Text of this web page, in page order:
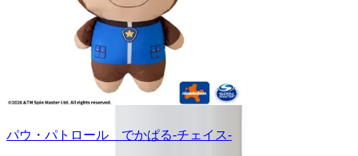
パウ・パトロール でかぱる‐チェイス‐